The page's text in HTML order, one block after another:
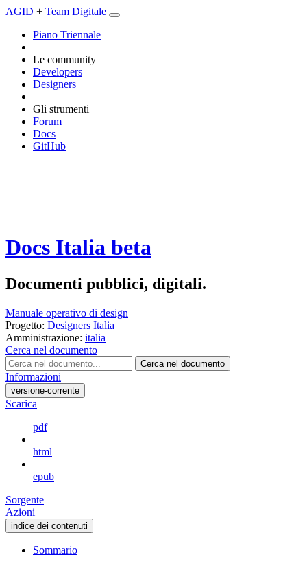
AGID + Team Digitale
Piano Triennale
Le community
Developers
Designers
Gli strumenti
Forum
Docs
GitHub
Docs Italia beta
Documenti pubblici, digitali.
Manuale operativo di design
Progetto: Designers Italia
Amministrazione: italia
Cerca nel documento
Cerca nel documento
Informazioni
versione-corrente
Scarica
pdf
html
epub
Sorgente
Azioni
indice dei contenuti
Sommario